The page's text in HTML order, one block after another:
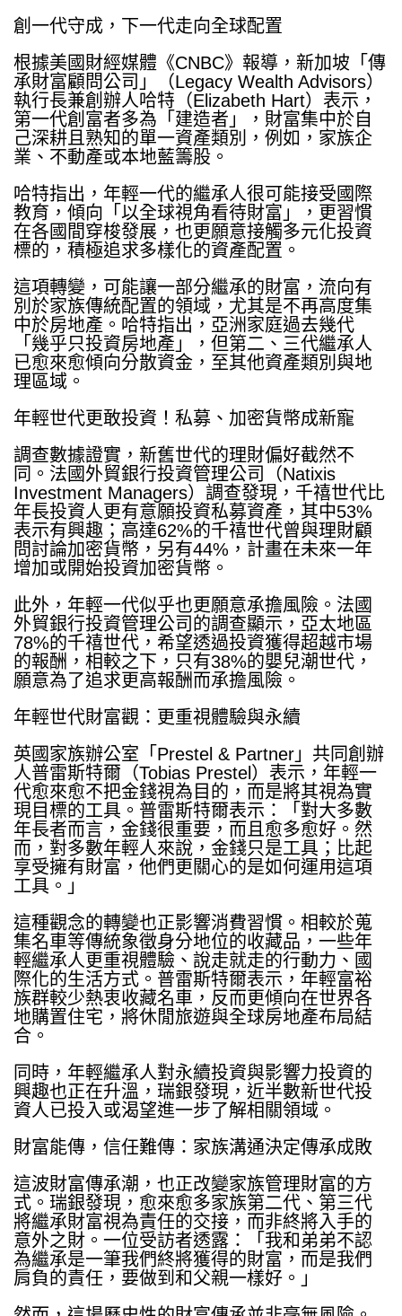
創一代守成，下一代走向全球配置
根據美國財經媒體《CNBC》報導，新加坡「傳
承財富顧問公司」（Legacy Wealth Advisors）
執行長兼創辦人哈特（Elizabeth Hart）表示，
第一代創富者多為「建造者」，財富集中於自
己深耕且熟知的單一資產類別，例如，家族企
業、不動產或本地藍籌股。
哈特指出，年輕一代的繼承人很可能接受國際
教育，傾向「以全球視角看待財富」，更習慣
在各國間穿梭發展，也更願意接觸多元化投資
標的，積極追求多樣化的資產配置。
這項轉變，可能讓一部分繼承的財富，流向有
別於家族傳統配置的領域，尤其是不再高度集
中於房地產。哈特指出，亞洲家庭過去幾代
「幾乎只投資房地產」，但第二、三代繼承人
已愈來愈傾向分散資金，至其他資產類別與地
理區域。
年輕世代更敢投資！私募、加密貨幣成新寵
調查數據證實，新舊世代的理財偏好截然不
同。法國外貿銀行投資管理公司（Natixis
Investment Managers）調查發現，千禧世代比
年長投資人更有意願投資私募資產，其中53%
表示有興趣；高達62%的千禧世代曾與理財顧
問討論加密貨幣，另有44% ，計畫在未來一年
增加或開始投資加密貨幣。
此外，年輕一代似乎也更願意承擔風險。法國
外貿銀行投資管理公司的調查顯示，亞太地區
78%的千禧世代，希望透過投資獲得超越市場
的報酬，相較之下，只有38%的嬰兒潮世代，
願意為了追求更高報酬而承擔風險。
年輕世代財富觀：更重視體驗與永續
英國家族辦公室「 Prestel & Partner 」共同創辦
人普雷斯特爾（Tobias Prestel ）表示，年輕一
代愈來愈不把金錢視為目的，而是將其視為實
現目標的工具。普雷斯特爾表示：「對大多數
年長者而言，金錢很重要，而且愈多愈好。然
而，對多數年輕人來說，金錢只是工具；比起
享受擁有財富，他們更關心的是如何運用這項
工具。」
這種觀念的轉變也正影響消費習慣。相較於蒐
集名車等傳統象徵身分地位的收藏品，一些年
輕繼承人更重視體驗、說走就走的行動力、國
際化的生活方式。普雷斯特爾表示，年輕富裕
族群較少熱衷收藏名車，反而更傾向在世界各
地購置住宅，將休閒旅遊與全球房地產布局結
合。
同時，年輕繼承人對永續投資與影響力投資的
興趣也正在升溫，瑞銀發現，近半數新世代投
資人已投入或渴望進一步了解相關領域。
財富能傳，信任難傳：家族溝通決定傳承成敗
這波財富傳承潮，也正改變家族管理財富的方
式。瑞銀發現，愈來愈多家族第二代、第三代
將繼承財富視為責任的交接，而非終將入手的
意外之財。一位受訪者透露：「我和弟弟不認
為繼承是一筆我們終將獲得的財富，而是我們
肩負的責任，要做到和父親一樣好。」